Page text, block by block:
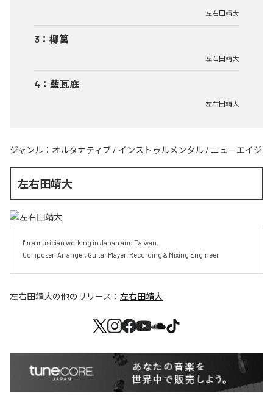
左右田靖大
3 ： 柳筥
左右田靖大
4 ： 藍瓦庭
左右田靖大
ジャンル： オルタナティブ / インストゥルメンタル / ニューエイジ
左右田靖大
I'm a musician working in Japan and Taiwan.
Composer, Arranger, Guitar Player, Recording & Mixing Engineer
左右田靖大の他のリリース： 左右田靖大